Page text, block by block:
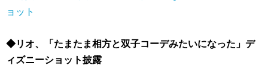
ョット
◆リオ、「たまたま相方と双子コーデみたいになった」デ
ィズニーショット披露